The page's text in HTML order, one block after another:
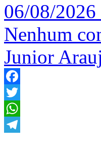
06/08/2026
Nenhum
Junior
Facebook
Twitter
WhatsApp